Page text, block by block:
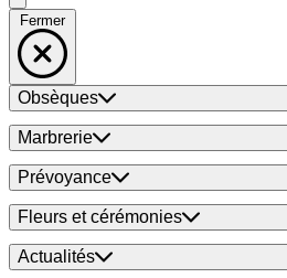
Fermer
Obsèques
Marbrerie
Prévoyance
Fleurs et cérémonies
Actualités